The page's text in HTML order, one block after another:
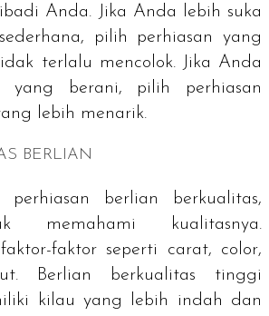
Anda. Jika Anda lebih suka
pilih perhiasan yang
terlalu mencolok. Jika Anda
yang berani, pilih perhiasan
lebih menarik.
BERLIAN
berlian berkualitas,
memahami kualitasnya.
faktor seperti carat, color,
. Berlian berkualitas tinggi
kilau yang lebih indah dan